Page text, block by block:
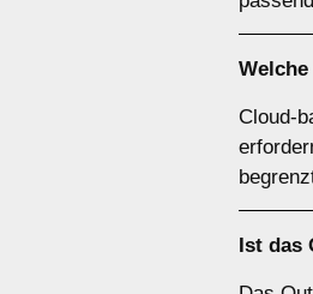
Cloud-
Ist das